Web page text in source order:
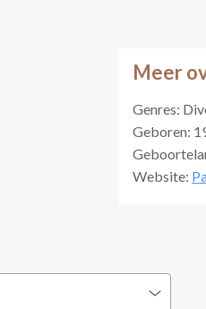
Meer
Genres:
Geboren:
Website: